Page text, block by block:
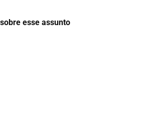
esse assunto